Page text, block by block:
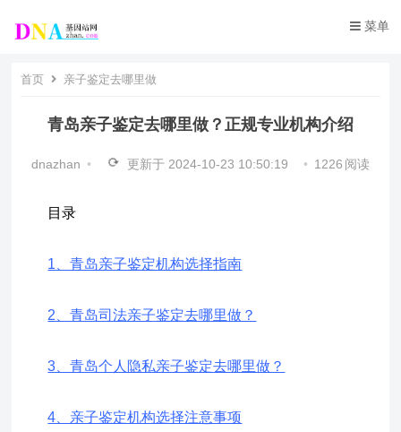
菜单
首页 亲子鉴定去哪里做
青岛亲子鉴定去哪里做？正规专业机构介绍
dnazhan • 更新于 2024-10-23 10:50:19 • 1226 阅读
目录
1、青岛亲子鉴定机构选择指南
2、青岛司法亲子鉴定去哪里做？
3、青岛个人隐私亲子鉴定去哪里做？
4、亲子鉴定机构选择注意事项